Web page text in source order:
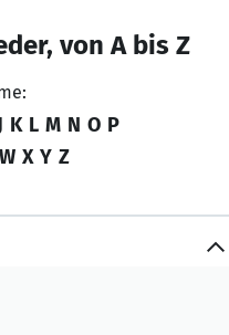
von A bis Z
K L M N O P
W X Y Z